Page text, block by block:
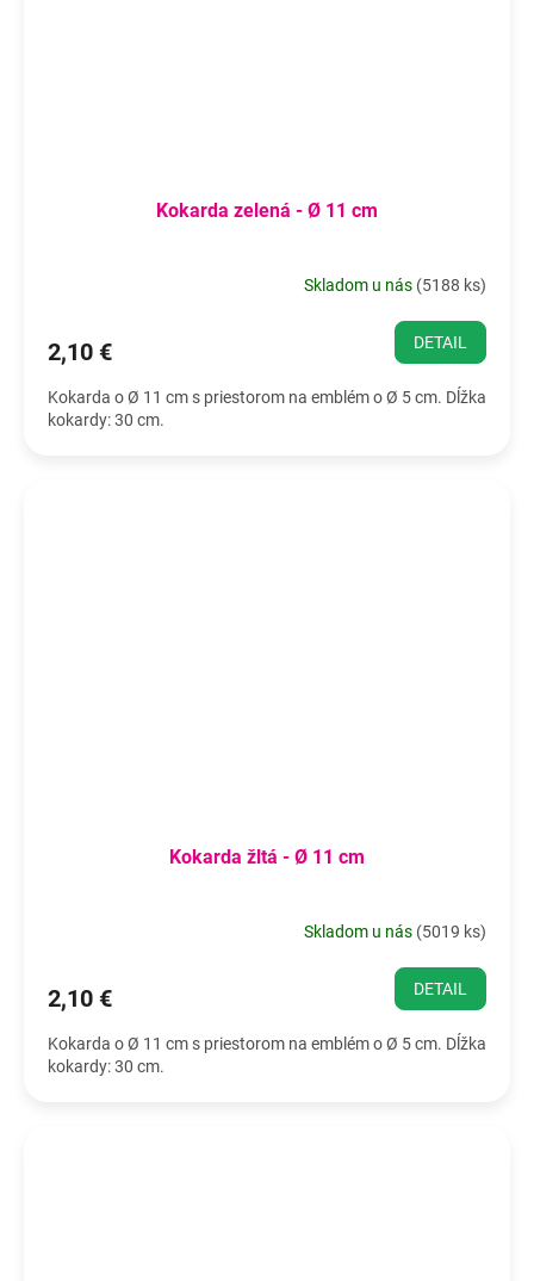
Kokarda zelená - Ø 11 cm
Skladom u nás (5188 ks)
2,10 € DETAIL
Kokarda o Ø 11 cm s priestorom na emblém o Ø 5 cm. Dĺžka
kokardy: 30 cm.
Kokarda žltá - Ø 11 cm
Skladom u nás (5019 ks)
2,10 € DETAIL
Kokarda o Ø 11 cm s priestorom na emblém o Ø 5 cm. Dĺžka
kokardy: 30 cm.